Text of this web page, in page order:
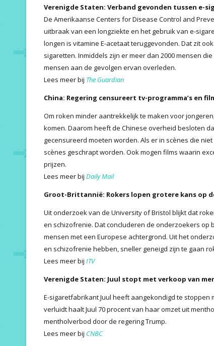
Verenigde Staten: Verband gevonden tussen e-
De Amerikaanse Centers for Disease Control and
uitbraak van een longziekte en het gebruik van e-
longen is vitamine E-acetaat teruggevonden. Dat zit
sigaretten. Inmiddels zijn er meer dan 2000 mensen
mensen aan de gevolgen ervan overleden.
Lees meer bij The Guardian
China: Regering censureert tv-programma’s en
Om roken minder aantrekkelijk te maken voor
komen. Daarom heeft de Chinese overheid besloten
gecensureerd moeten worden. Als er in scènes die
scènes geschrapt worden. Ook mogen films waarin
prijzen.
Lees meer bij Daily Mail
Groot-Brittannië: Rokers lopen grotere kans op
Uit onderzoek van de University of Bristol blijkt dat
en schizofrenie. Dat concluderen de onderzoekers op
mensen met een Europese achtergrond. Uit het
en schizofrenie hebben, sneller geneigd zijn te gaan
Lees meer bij ITV
Verenigde Staten: Juul stopt met verkoop van
E-sigaretfabrikant Juul heeft aangekondigd te
verluidt haalt Juul 70 procent van haar omzet uit
mentholverbod door de regering Trump.
Lees meer bij CNBC